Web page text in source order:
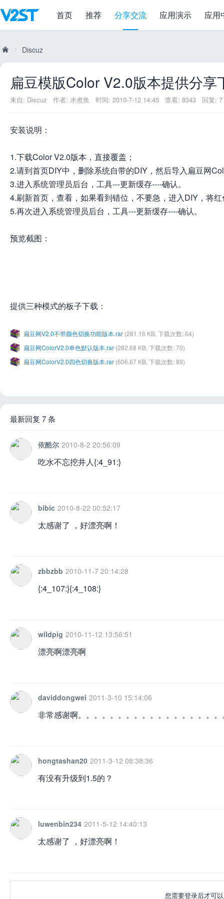
首页 推荐 分享交流 应用演示 应用
扁豆模版Color V2.0版本提供分享下载
»
Discuz
扁豆模版Color V2.0版本提供分享
来自: Discuz 作者: 水煮鱼 时间: 2010-7-12 14:45 查看: 8343 回复: 7
安装说明：
1.下载Color V2.0版本，直接覆盖；
2.请到首页DIY中，删除系统自带的DIY，然后导入扁豆网
3.进入系统管理员后台，工具---更新缓存----确认。
4.刷新首页，查看，如果看到错位，不要急，进入DIY，将
5.再次进入系统管理员后台，工具---更新缓存----确认。
预览截图：
提供三种模式的板子下载：
扁豆网V2.0不带颜色切换功能版本.rar (281.16 KB, 下载次数: 64)
扁豆网ColorV2.0单色默认版本.rar (282.68 KB, 下载次数: 70)
扁豆网ColorV2.0四色切换版本.rar (606.67 KB, 下载次数: 89)
最新回复 7 条
依酷尔 2010-8-2 20:56:09
吃水不忘挖井人{:4_91:}
bibic 2010-8-22 00:52:17
太感谢了 ，好漂亮啊！
zbbzbb 2010-11-7 20:14:28
{:4_107:}{:4_108:}
wildpig 2010-11-12 13:56:51
漂亮啊漂亮啊
daviddongwei 2011-3-10 15:14:06
非常感谢啊。。。。。。。。。。。。。。。。。
hongtashan20 2011-3-12 08:38:36
有没有升级到1.5的？
luwenbin234 2011-5-12 14:40:13
太感谢了 ，好漂亮啊！
您需要登录后才可